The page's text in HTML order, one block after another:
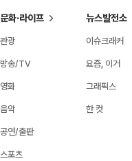
문화·라이프
관광
방송/TV
영화
음악
공연/출판
스포츠
뉴스발전소
이슈크래커
요즘, 이거
그래픽스
한 컷